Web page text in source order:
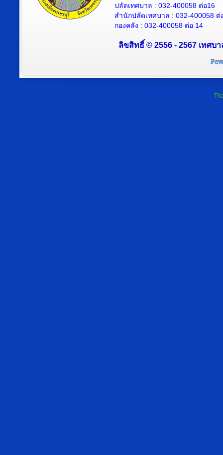
ปลัดเทศบาล : 032-400058 ต่อ16
สำนักปลัดเทศบาล : 032-400058 ต่
กองคลัง : 032-400058 ต่อ 14
ลิขสิทธิ์ © 2556 - 2567 เทศบ